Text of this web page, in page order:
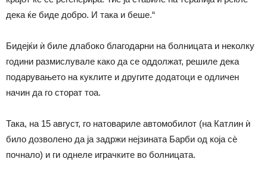
дека ќе биде добро. И така и беше.“
Бидејќи ѝ биле длабоко благодарни на болницата и неколку
години размислувале како да се оддолжат, решиле дека
подарувањето на куклите и другите додатоци е одличен
начин да го сторат тоа.
Така, на 15 август, го натовариле автомобилот (на Катлин ѝ
било дозволено да ја задржи нејзината Барби од која сѐ
почнало) и ги однеле играчките во болницата.